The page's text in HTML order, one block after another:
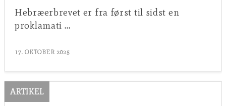
Hebræerbrevet er fra først til sidst en
proklamati …
17. OKTOBER 2025
ARTIKEL